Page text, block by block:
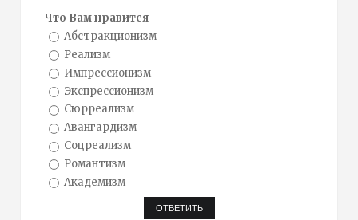
Что Вам нравится
Абстракционизм
Реализм
Импрессионизм
Экспрессионизм
Сюрреализм
Авангардизм
Соцреализм
Романтизм
Академизм